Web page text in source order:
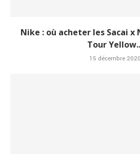
Nike : où acheter les Sacai x
Tour
15 décembre 2020